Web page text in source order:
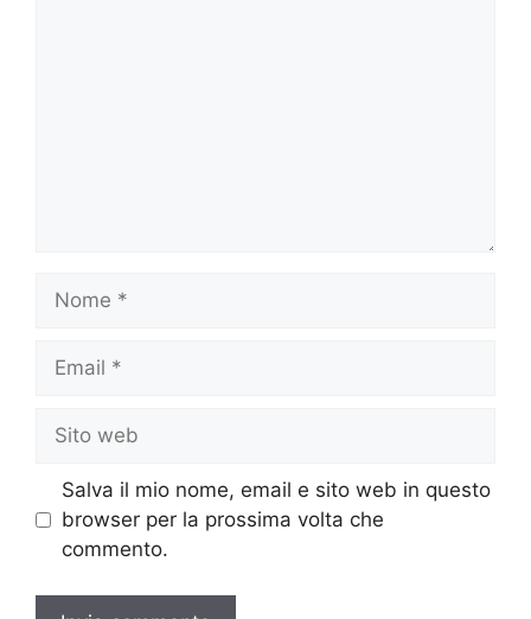
Nome
Email
Sito
web
Salva il mio nome, email e sito web in questo
browser per la prossima volta che
commento.